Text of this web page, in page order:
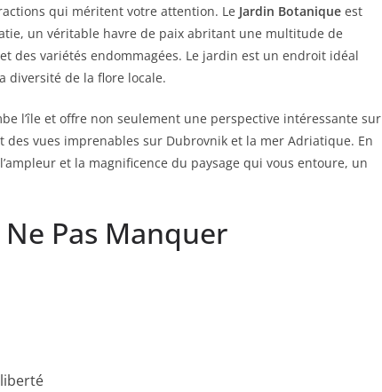
qui méritent votre attention. Le Jardin Botanique est
un véritable havre de paix abritant une multitude de
des variétés endommagées. Le jardin est un endroit idéal
diversité de la flore locale.
l’île et offre non seulement une perspective intéressante sur
vues imprenables sur Dubrovnik et la mer Adriatique. En
et la magnificence du paysage qui vous entoure, un
Pas Manquer